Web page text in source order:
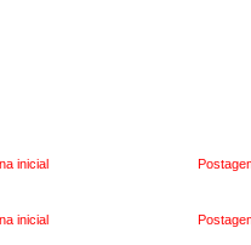
inicial
inicial